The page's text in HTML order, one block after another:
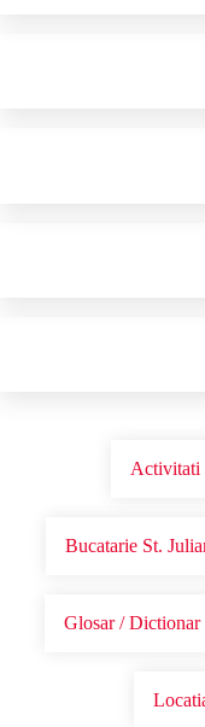
Activitati
Bucatarie St.
Glosar / Dictionar